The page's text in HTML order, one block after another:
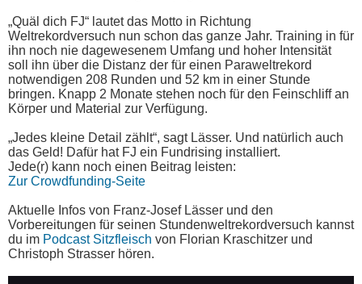
„Quäl dich FJ“ lautet das Motto in Richtung
Weltrekordversuch nun schon das ganze Jahr. Training in für
ihn noch nie dagewesenem Umfang und hoher Intensität
soll ihn über die Distanz der für einen Paraweltrekord
notwendigen 208 Runden und 52 km in einer Stunde
bringen. Knapp 2 Monate stehen noch für den Feinschliff an
Körper und Material zur Verfügung.
„Jedes kleine Detail zählt“, sagt Lässer. Und natürlich auch
das Geld! Dafür hat FJ ein Fundrising installiert.
Jede(r) kann noch einen Beitrag leisten:
Zur Crowdfunding-Seite
Aktuelle Infos von Franz-Josef Lässer und den
Vorbereitungen für seinen Stundenweltrekordversuch kannst
du im Podcast Sitzfleisch von Florian Kraschitzer und
Christoph Strasser hören.